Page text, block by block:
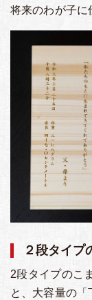
将来のわが子に
２段タイプ
2段タイプのこ
と、大容量の「